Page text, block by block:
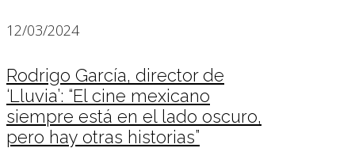
12/03/2024
Rodrigo García, director de
‘Lluvia’: “El cine mexicano
siempre está en el lado oscuro,
pero hay otras historias”